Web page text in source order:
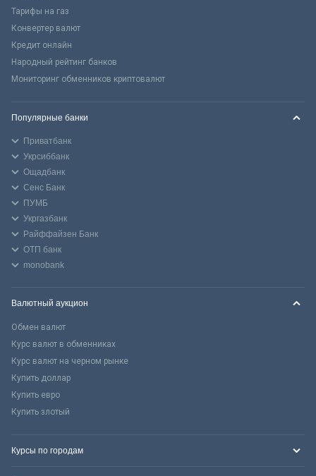
Тарифы на газ
Конвертер валют
Кредит онлайн
Народный рейтинг банков
Мониторинг обменников криптовалют
Популярные банки
Приватбанк
Укрсиббанк
Ощадбанк
Сенс Банк
ПУМБ
Укргазбанк
Райффайзен Банк
ОТП банк
monobank
Валютный аукцион
Обмен валют
Курс валют в обменниках
Курс валют на черном рынке
Купить доллар
Купить евро
Купить злотый
Курсы по городам